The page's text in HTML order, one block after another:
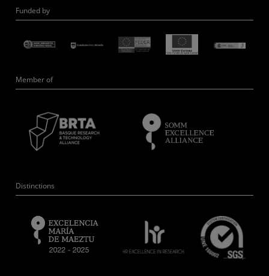
Funded by
Member of
Distinctions